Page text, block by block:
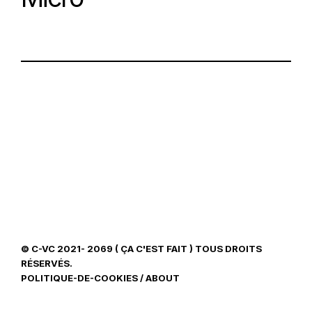
© C-VC 2021- 2069 ( ÇA C'EST FAIT ) TOUS DROITS
RÉSERVÉS.
POLITIQUE-DE-COOKIES/ABOUT